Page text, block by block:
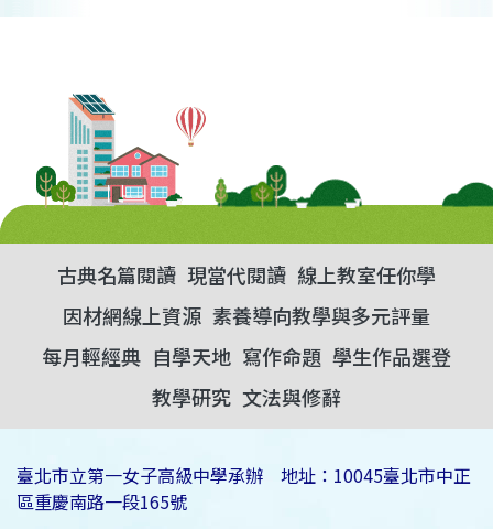
古典名篇閱讀 現當代閱讀 線上教室任你學
因材網線上資源 素養導向教學與多元評量
每月輕經典 自學天地 寫作命題 學生作品選登
教學研究 文法與修辭
臺北市立第一女子高級中學承辦 地址：10045臺北市中正
區重慶南路一段165號